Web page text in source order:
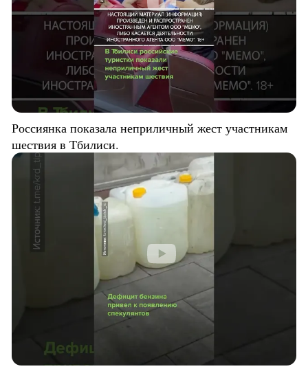
Россиянка показала неприличный жест участникам
шествия в Тбилиси.